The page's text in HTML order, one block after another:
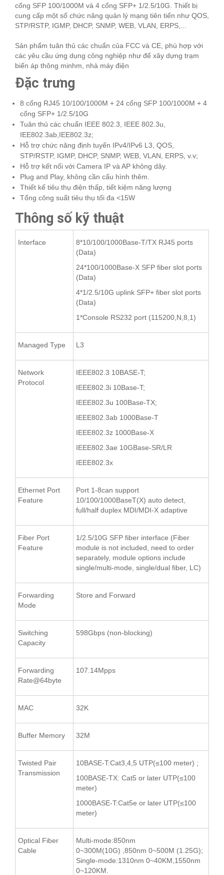
cổng SFP 100/1000M và 4 cổng SFP+ 1/2.5/10G. Thiết bị
cung cấp một số chức năng quản lý mạng tiên tiến như QOS,
STP/RSTP, IGMP, DHCP, SNMP, WEB, VLAN, ERPS,...
Sản phẩm tuân thủ các chuẩn của FCC và CE, phù hợp với
các yêu cầu ứng dụng công nghiệp như để xây dựng trạm
biến áp thông minhm, nhà máy điện
Đặc trưng
8 cổng RJ45 10/100/1000M + 24 cổng SFP 100/1000M + 4
cổng SFP+ 1/2.5/10G
Tuân thủ các chuẩn IEEE 802.3, IEEE 802.3u,
IEE802.3ab,IEE802.3z;
Hỗ trợ chức năng định tuyến IPv4/IPv6 L3, QOS,
STP/RSTP, IGMP, DHCP, SNMP, WEB, VLAN, ERPS, v.v;
Hỗ trợ kết nối với Camera IP và AP không dây.
Plug and Play, không cần cấu hình thêm.
Thiết kế tiêu thụ điện thấp, tiết kiệm năng lượng
Tổng công suất tiêu thụ tối đa <15W
Thông số kỹ thuật
Interface
8*10/100/1000Base-T/TX RJ45 ports
(Data)
24*100/1000Base-X SFP fiber slot ports
(Data)
4*1/2.5/10G uplink SFP+ fiber slot ports
(Data)
1*Console RS232 port (115200,N,8,1)
Managed Type L3
Network
Protocol
IEEE802.3 10BASE-T;
IEEE802.3i 10Base-T;
IEEE802.3u 100Base-TX;
IEEE802.3ab 1000Base-T
IEEE802.3z 1000Base-X
IEEE802.3ae 10GBase-SR/LR
IEEE802.3x
Ethernet Port
Feature
Port 1-8can support
10/100/1000BaseT(X) auto detect,
full/half duplex MDI/MDI-X adaptive
Fiber Port
Feature
1/2.5/10G SFP fiber interface (Fiber
module is not included, need to order
separately, module options include
single/multi-mode, single/dual fiber, LC)
Forwarding
Mode
Store and Forward
Switching
Capacity
598Gbps (non-blocking)
Forwarding
Rate@64byte
107.14Mpps
MAC 32K
Buffer Memory 32M
Twisted Pair
Transmission
10BASE-T:Cat3,4,5 UTP(≤100 meter) ;
100BASE-TX: Cat5 or later UTP(≤100
meter)
1000BASE-T:Cat5e or later UTP(≤100
meter)
Optical Fiber
Cable
Multi-mode:850nm
0~300M(10G) ,850nm 0~500M (1.25G);
Single-mode:1310nm 0~40KM,1550nm
0~120KM.